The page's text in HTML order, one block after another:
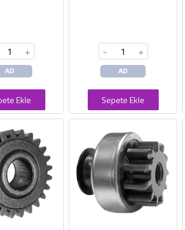
+
AD
Ekle
- +
AD
Sepete Ekle